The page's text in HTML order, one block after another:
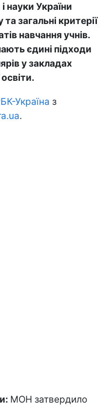
науки України
загальні критерії
навчання учнів.
єдині підходи
у закладах
Україна з
.
МОН затвердило